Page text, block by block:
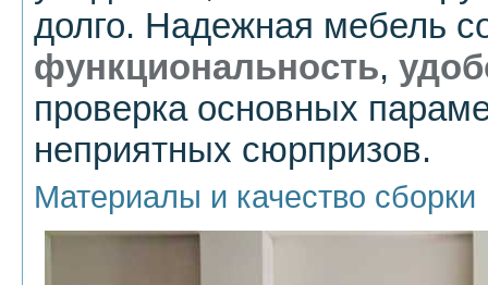
долго. Надежная мебель
функциональность,
проверка основных
неприятных сюрпризов.
Материалы и качество сборки